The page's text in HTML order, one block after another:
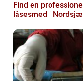
Find en
låsesmed i